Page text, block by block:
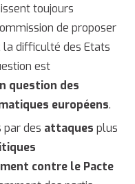
toujours
de proposer
la difficulté des Etats
est
question des
européens.
par des attaques plus
contre le Pacte